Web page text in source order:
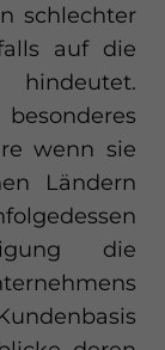
schlechter
auf die
wenn sie
Ländern
die